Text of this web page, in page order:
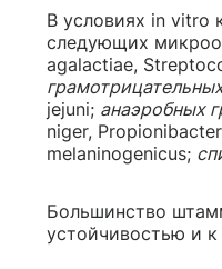
В условиях in vitro
следующих
agalactiae,
jejuni; анаэробных
niger,
melaninogenicus;
Большинство
устойчивостью и